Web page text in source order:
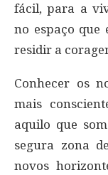
fácil, para a
no espaço que
residir a
Conhecer os
mais
aquilo que
segura zona
novos